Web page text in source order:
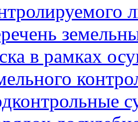
в рамках